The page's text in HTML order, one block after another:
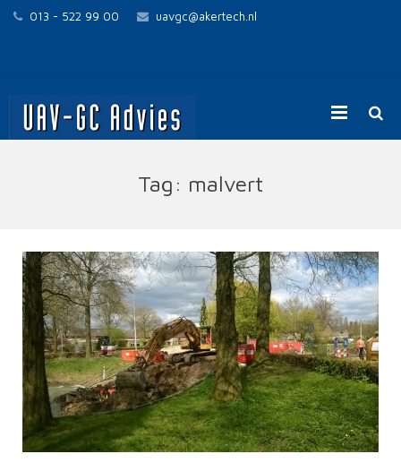
013 - 522 99 00 uavgc@akertech.nl
UAV-GC voor opdrachtgevers
Contact
Tag: malvert